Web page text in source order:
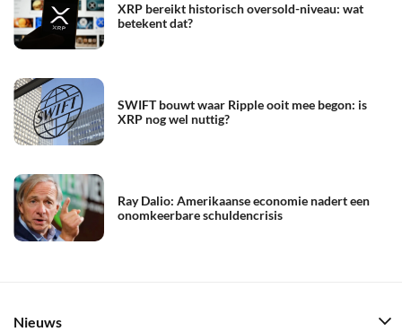
XRP bereikt historisch oversold-niveau: wat
betekent dat?
SWIFT bouwt waar Ripple ooit mee begon: is
XRP nog wel nuttig?
Ray Dalio: Amerikaanse economie nadert een
onomkeerbare schuldencrisis
Nieuws